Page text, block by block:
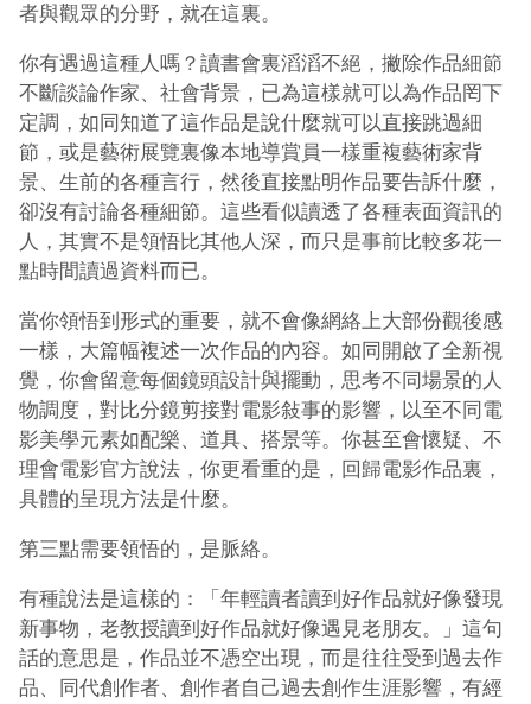
者與觀眾的分野，就在這裏。
你有遇過這種人嗎？讀書會裏滔滔不絕，撇除作品細節
不斷談論作家、社會背景，已為這樣就可以為作品罔下
定調，如同知道了這作品是說什麼就可以直接跳過細
節，或是藝術展覽裏像本地導賞員一樣重複藝術家背
景、生前的各種言行，然後直接點明作品要告訴什麼，
卻沒有討論各種細節。這些看似讀透了各種表面資訊的
人，其實不是領悟比其他人深，而只是事前比較多花一
點時間讀過資料而已。
當你領悟到形式的重要，就不會像網絡上大部份觀後感
一樣，大篇幅複述一次作品的內容。如同開啟了全新視
覺，你會留意每個鏡頭設計與擺動，思考不同場景的人
物調度，對比分鏡剪接對電影敍事的影響，以至不同電
影美學元素如配樂、道具、搭景等。你甚至會懷疑、不
理會電影官方說法，你更看重的是，回歸電影作品裏，
具體的呈現方法是什麼。
第三點需要領悟的，是脈絡。
有種說法是這樣的：「年輕讀者讀到好作品就好像發現
新事物，老教授讀到好作品就好像遇見老朋友。」這句
話的意思是，作品並不憑空出現，而是往往受到過去作
品、同代創作者、創作者自己過去創作生涯影響，有經